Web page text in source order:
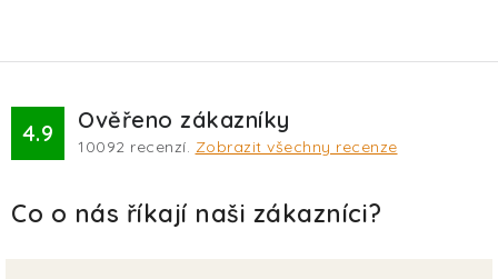
4.9 Ověřeno zákazníky
10092 recenzí. Zobrazit všechny recenze